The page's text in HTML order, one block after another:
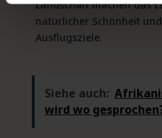
Landschaft machen das
natürlicher Schönheit
Ausflugsziele.
Siehe auch:
wird wo